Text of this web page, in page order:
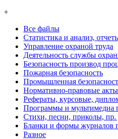
+
Все файлы
Статистика и анализ,
Управление охраной труда
Деятельность службы
Безопасность производ
Пожарная безопасность
Промышленная
Нормативно-правовые акты
Рефераты, курсовые,
Программы и мультимедиа
Стихи, песни, приколы, пр.
Бланки и формы журналов
Разное